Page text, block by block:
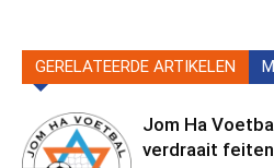
GERELATEERDE ARTIKELEN
Jom Ha
verdraait